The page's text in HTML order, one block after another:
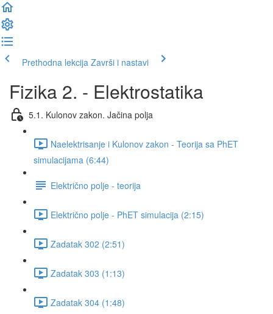
Prethodna lekcija Završi i nastavi
Fizika 2. - Elektrostatika
5.1. Kulonov zakon. Jačina polja
Naelektrisanje i Kulonov zakon - Teorija sa PhET
simulacijama (6:44)
Električno polje - teorija
Električno polje - PhET simulacija (2:15)
Zadatak 302 (2:51)
Zadatak 303 (1:13)
Zadatak 304 (1:48)